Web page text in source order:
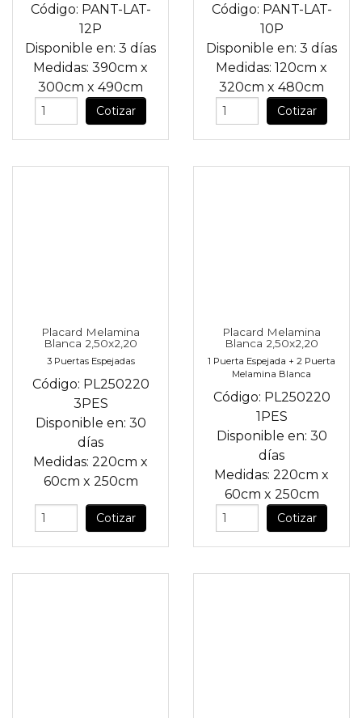
Código: PANT-LAT-
12P
Disponible en: 3 días
Medidas: 390cm x
300cm x 490cm
Cotizar
Código: PANT-LAT-
10P
Disponible en: 3 días
Medidas: 120cm x
320cm x 480cm
Cotizar
Placard Melamina
Blanca 2,50x2,20
3 Puertas Espejadas
Código: PL250220
3PES
Disponible en: 30
días
Medidas: 220cm x
60cm x 250cm
Cotizar
Placard Melamina
Blanca 2,50x2,20
1 Puerta Espejada + 2 Puerta
Melamina Blanca
Código: PL250220
1PES
Disponible en: 30
días
Medidas: 220cm x
60cm x 250cm
Cotizar